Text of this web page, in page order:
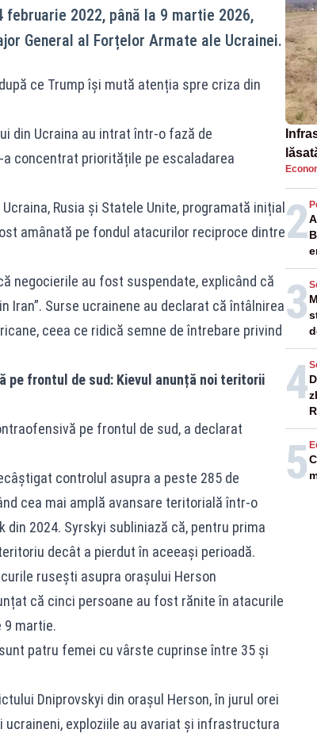
2022, până la 9 martie 2026,
General al Forțelor Armate ale Ucrainei.
ce Trump își mută atenția spre criza din
din Ucraina au intrat într-o fază de
concentrat prioritățile pe escaladarea
Rusia și Statele Unite, programată inițial
amânată pe fondul atacurilor reciproce dintre
negocierile au fost suspendate, explicând că
Surse ucrainene au declarat că întâlnirea
ceea ce ridică semne de întrebare privind
pe frontul de sud: Kievul anunță noi teritorii
pe frontul de sud, a declarat
controlul asupra a peste 285 de
cea mai amplă avansare teritorială într-o
2024. Syrskyi subliniază că, pentru prima
decât a pierdut în aceeași perioadă.
rusești asupra orașului Herson
că cinci persoane au fost rănite în atacurile
9 martie.
patru femei cu vârste cuprinse între 35 și
Dniprovskyi din orașul Herson, în jurul orei
exploziile au avariat și infrastructura
2
3
4
5